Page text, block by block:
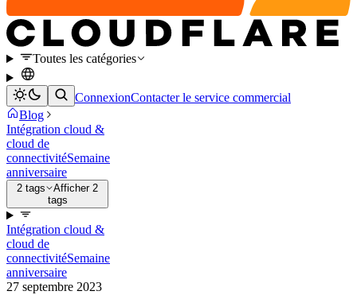
Toutes les catégories
ConnexionContacter le service commercial
Blog
Intégration cloud &
cloud de
connectivitéSemaine
anniversaire
2 tags
Afficher 2
tags
Intégration cloud &
cloud de
connectivitéSemaine
anniversaire
27 septembre 2023